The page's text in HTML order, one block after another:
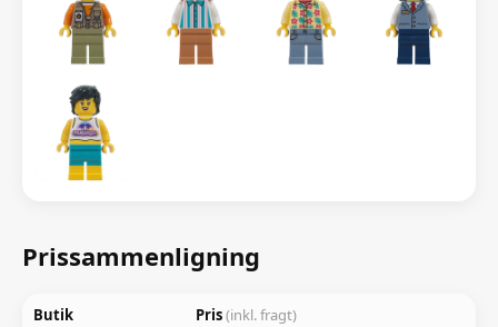
Prissammenligning
Butik Pris(inkl. fragt)